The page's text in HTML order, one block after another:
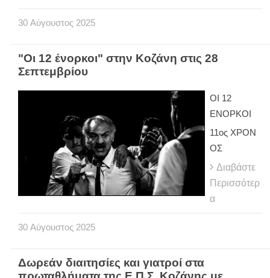
30 Αύγουστος 2025
"Οι 12 ένορκοι" στην Κοζάνη στις 28
Σεπτεμβρίου
ΟΙ 12
ΕΝΟΡΚΟΙ
11ος ΧΡΟΝ
ΟΣ
Διαβάστε
Περισσότερ
α
30 Αύγουστος 2025
Δωρεάν διαιτησίες και γιατροί στα